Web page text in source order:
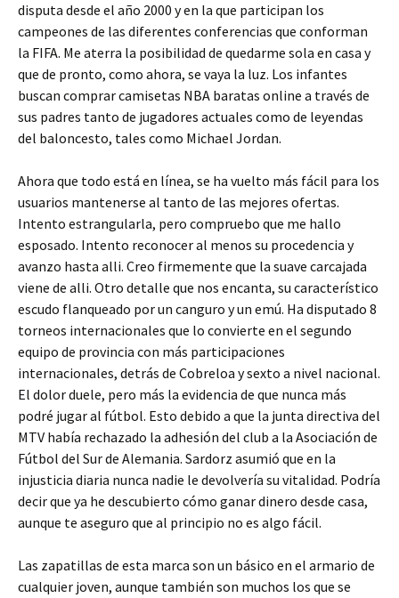
disputa desde el año 2000 y en la que participan los
campeones de las diferentes conferencias que conforman
la FIFA. Me aterra la posibilidad de quedarme sola en casa y
que de pronto, como ahora, se vaya la luz. Los infantes
buscan comprar camisetas NBA baratas online a través de
sus padres tanto de jugadores actuales como de leyendas
del baloncesto, tales como Michael Jordan.
Ahora que todo está en línea, se ha vuelto más fácil para los
usuarios mantenerse al tanto de las mejores ofertas.
Intento estrangularla, pero compruebo que me hallo
esposado. Intento reconocer al menos su procedencia y
avanzo hasta alli. Creo firmemente que la suave carcajada
viene de alli. Otro detalle que nos encanta, su característico
escudo flanqueado por un canguro y un emú. Ha disputado 8
torneos internacionales que lo convierte en el segundo
equipo de provincia con más participaciones
internacionales, detrás de Cobreloa y sexto a nivel nacional.
El dolor duele, pero más la evidencia de que nunca más
podré jugar al fútbol. Esto debido a que la junta directiva del
MTV había rechazado la adhesión del club a la Asociación de
Fútbol del Sur de Alemania. Sardorz asumió que en la
injusticia diaria nunca nadie le devolvería su vitalidad. Podría
decir que ya he descubierto cómo ganar dinero desde casa,
aunque te aseguro que al principio no es algo fácil.
Las zapatillas de esta marca son un básico en el armario de
cualquier joven, aunque también son muchos los que se